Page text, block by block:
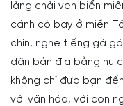
làng chài ven biển
cánh cò bay ở miền
chín, nghe tiếng gà
dân bản địa bằng nụ
không chỉ đưa bạn
với văn hóa, với con